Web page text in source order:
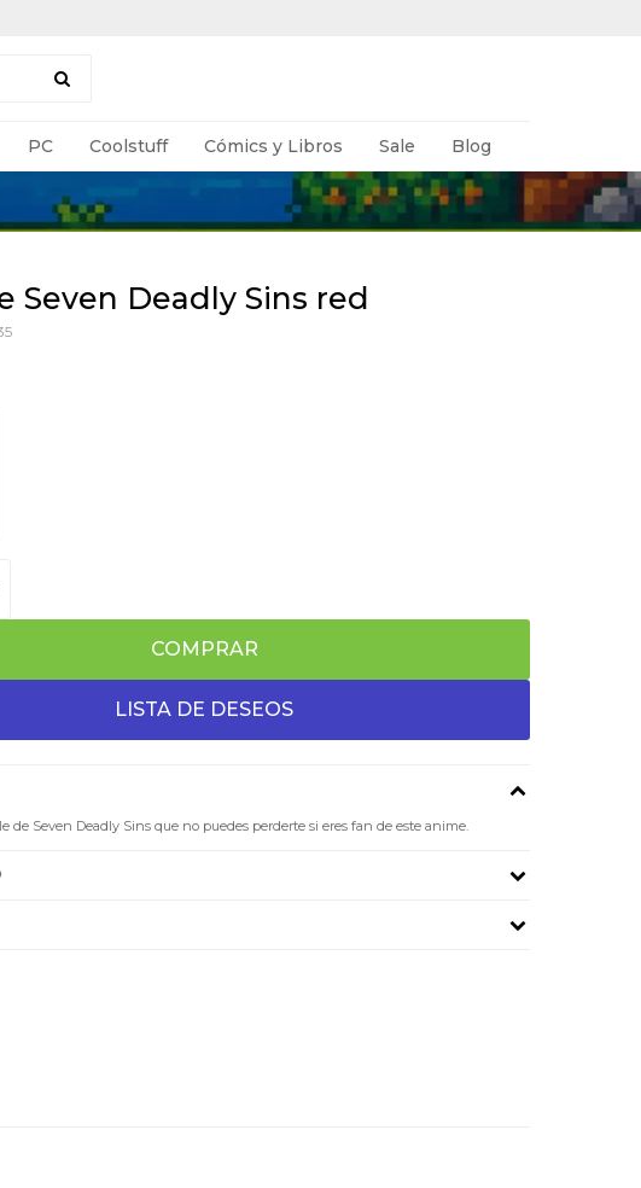
PC Coolstuff Cómics y Libros Sale Blog
Seven Deadly Sins red
COMPRAR
de Seven Deadly Sins que no puedes perderte si eres fan de este anime.